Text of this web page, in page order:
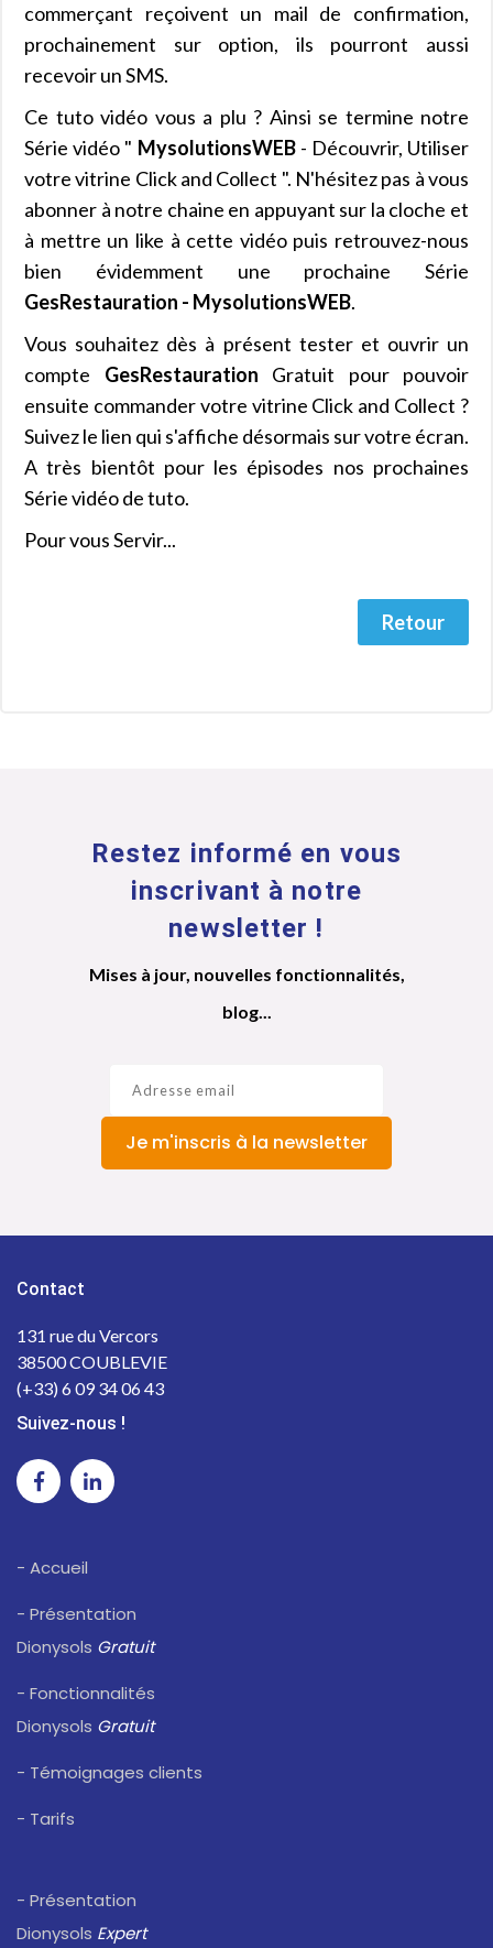
commerçant reçoivent un mail de confirmation,
prochainement sur option, ils pourront aussi
recevoir un SMS.
Ce tuto vidéo vous a plu ? Ainsi se termine notre
Série vidéo " MysolutionsWEB- Découvrir, Utiliser
votre vitrine Click and Collect ". N'hésitez pas à vous
abonner à notre chaine en appuyant sur la cloche et
à mettre un like à cette vidéo puis retrouvez-nous
bien évidemment une prochaine Série
GesRestauration - MysolutionsWEB.
Vous souhaitez dès à présent tester et ouvrir un
compte GesRestauration Gratuit pour pouvoir
ensuite commander votre vitrine Click and Collect ?
Suivez le lien qui s'affiche désormais sur votre écran.
A très bientôt pour les épisodes nos prochaines
Série vidéo de tuto.
Pour vous Servir...
Retour
Restez informé en vous
inscrivant à notre
newsletter !
Mises à jour, nouvelles fonctionnalités,
blog...
Je m'inscris à la newsletter
Contact
131 rue du Vercors
38500 COUBLEVIE
(+33) 6 09 34 06 43
Suivez-nous !
- Accueil
- Présentation
Dionysols Gratuit
- Fonctionnalités
Dionysols Gratuit
- Témoignages clients
- Tarifs
- Présentation
Dionysols Expert